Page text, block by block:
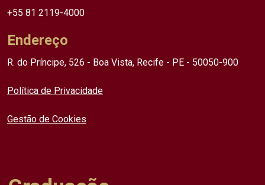
+55 81 2119-4000
Endereço
R. do Príncipe, 526 - Boa Vista, Recife - PE - 50050-900
Política de Privacidade
Gestão de Cookies